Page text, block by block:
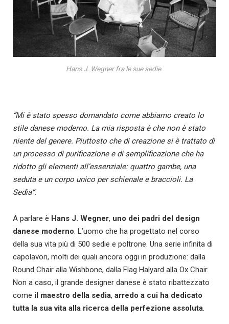
Hans J. Wegner fra le sue sedie.
“Mi è stato spesso domandato come abbiamo creato lo
stile danese moderno. La mia risposta è che non è stato
niente del genere. Piuttosto che di creazione si è trattato di
un processo di purificazione e di semplificazione che ha
ridotto gli elementi all’essenziale: quattro gambe, una
seduta e un corpo unico per schienale e braccioli. La
Sedia”.
A parlare è Hans J. Wegner, uno dei padri del design
danese moderno. L’uomo che ha progettato nel corso
della sua vita più di 500 sedie e poltrone. Una serie infinita di
capolavori, molti dei quali ancora oggi in produzione: dalla
Round Chair alla Wishbone, dalla Flag Halyard alla Ox Chair.
Non a caso, il grande designer danese è stato ribattezzato
come il maestro della sedia, arredo a cui ha dedicato
tutta la sua vita alla ricerca della perfezione assoluta.